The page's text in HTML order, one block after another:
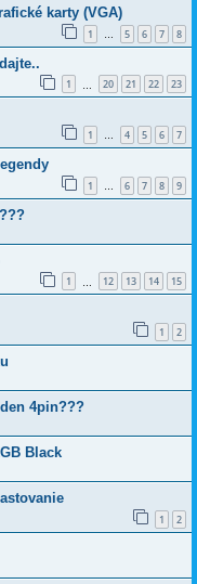
karty (VGA)
1 … 5 6 7 8
1 20 21 22 23
1 … 4 5 6 7
1 … 6 7 8 9
1 12 13 14 15
1 2
4pin???
Black
1 2